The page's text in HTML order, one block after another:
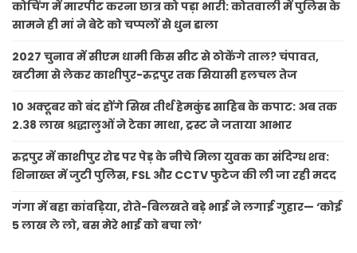
कोचिंग में मारपीट करना छात्र को पड़ा भारी: कोतवाली में पुलिस के
सामने ही मां ने बेटे को चप्पलों से धुन डाला
2027 चुनाव में सीएम धामी किस सीट से ठोकेंगे ताल? चंपावत,
खटीमा से लेकर काशीपुर-रुद्रपुर तक सियासी हलचल तेज
10 अक्टूबर को बंद होंगे सिख तीर्थ हेमकुंड साहिब के कपाट: अब तक
2.38 लाख श्रद्धालुओं ने टेका माथा, ट्रस्ट ने जताया आभार
रुद्रपुर में काशीपुर रोड पर पेड़ के नीचे मिला युवक का संदिग्ध शव:
शिनाख्त में जुटी पुलिस, FSL और CCTV फुटेज की ली जा रही मदद
गंगा में बहा कांवड़िया, रोते-बिलखते बड़े भाई ने लगाई गुहार— ‘कोई
5 लाख ले लो, बस मेरे भाई को बचा लो’